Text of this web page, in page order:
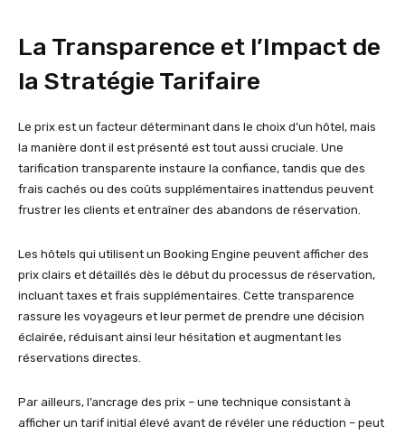
La Transparence et l’Impact de
la Stratégie Tarifaire
Le prix est un facteur déterminant dans le choix d’un hôtel, mais
la manière dont il est présenté est tout aussi cruciale. Une
tarification transparente instaure la confiance, tandis que des
frais cachés ou des coûts supplémentaires inattendus peuvent
frustrer les clients et entraîner des abandons de réservation.
Les hôtels qui utilisent un Booking Engine peuvent afficher des
prix clairs et détaillés dès le début du processus de réservation,
incluant taxes et frais supplémentaires. Cette transparence
rassure les voyageurs et leur permet de prendre une décision
éclairée, réduisant ainsi leur hésitation et augmentant les
réservations directes.
Par ailleurs, l’ancrage des prix – une technique consistant à
afficher un tarif initial élevé avant de révéler une réduction – peut